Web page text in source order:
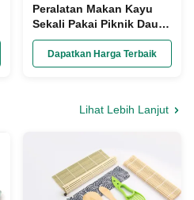
Peralatan Makan Kayu
Sekali Pakai Piknik Daur
Ulang yang Tidak
Dikelantang Set Bagasse
Biodegradable
Dapatkan Harga Terbaik
Lihat Lebih Lanjut